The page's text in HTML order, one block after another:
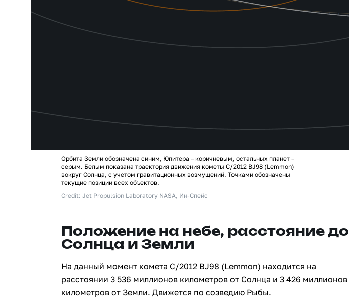
Орбита Земли обозначена синим, Юпитера – коричневым, остальных планет –
серым. Белым показана траектория движения кометы C/2012 BJ98 (Lemmon)
вокруг Солнца, с учетом гравитационных возмущений. Точками обозначены
текущие позиции всех объектов.
Credit: Jet Propulsion Laboratory NASA, Ин-Спейс
Положение на небе, расстояние до
Солнца и Земли
На данный момент комета C/2012 BJ98 (Lemmon) находится на
расстоянии 3 536 миллионов километров от Солнца и 3 426 миллионов
километров от Земли. Движется по созведию Рыбы.